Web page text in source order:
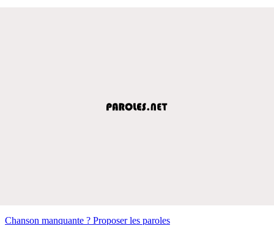
Chanson manquante ? Proposer les paroles